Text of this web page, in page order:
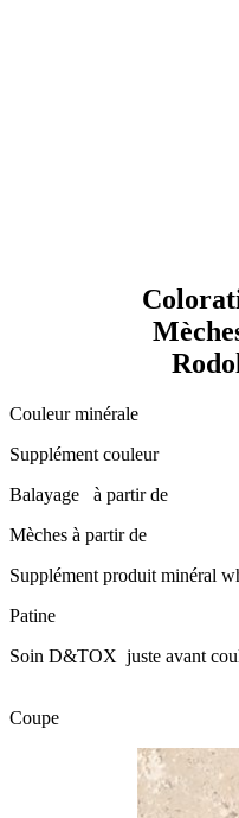
Couleur
Supplément
Balayage à
Mèches à
Supplément produit
Soin D&TOX juste